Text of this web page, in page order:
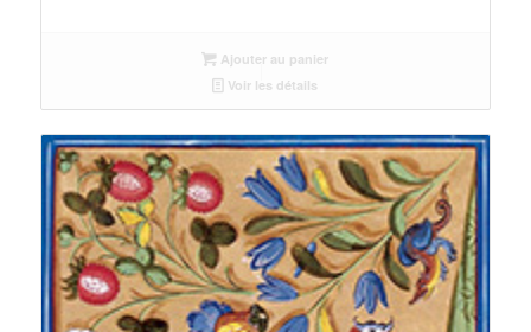
Ajouter au panier
Voir les détails